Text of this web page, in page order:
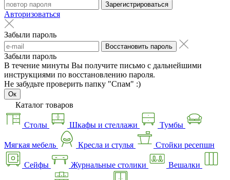
Зарегистрироваться
Авторизоваться
Забыли пароль
Восстановить пароль
Забыли пароль
В течение минуты Вы получите письмо с дальнейшими
инструкциями по восстановлению пароля.
Не забудьте проверить папку "Спам" :)
Ок
Каталог товаров
Столы Шкафы и стеллажи Тумбы
Мягкая мебель Кресла и стулья Стойки ресепшн
Сейфы Журнальные столики Вешалки